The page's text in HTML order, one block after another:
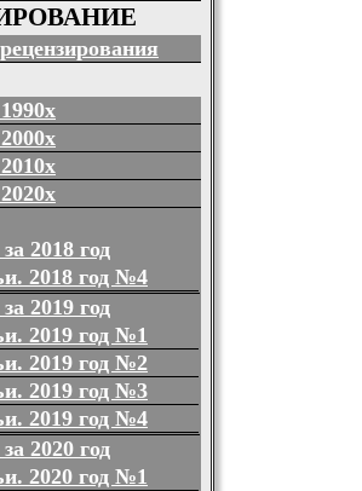
2018 год
2018 год №4
2019 год
2019 год №1
2019 год №2
2019 год №3
2019 год №4
2020 год
2020 год №1